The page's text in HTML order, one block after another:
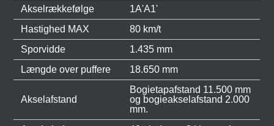
Akselrækkefølge
1A'A1'
Hastighed MAX
80 km/t
Sporvidde
1.435 mm
Længde over puffere
18.650 mm
Akselafstand
Bogietapafstand 11.500 mm
og bogieakselafstand 2.000
mm.